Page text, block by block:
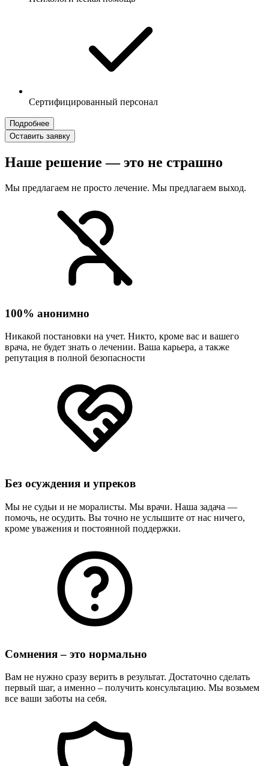
Сертифицированный персонал
Подробнее
Оставить заявку
Наше решение — это не страшно
Мы предлагаем не просто лечение. Мы предлагаем выход.
100% анонимно
Никакой постановки на учет. Никто, кроме вас и вашего
врача, не будет знать о лечении. Ваша карьера, а также
репутация в полной безопасности
Без осуждения и упреков
Мы не судьи и не моралисты. Мы врачи. Наша задача —
помочь, не осудить. Вы точно не услышите от нас ничего,
кроме уважения и постоянной поддержки.
Сомнения – это нормально
Вам не нужно сразу верить в результат. Достаточно сделать
первый шаг, а именно – получить консультацию. Мы возьмем
все ваши заботы на себя.